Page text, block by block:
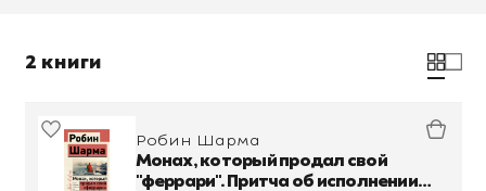
2 книги
Робин Шарма
Монах, который продал свой
"феррари". Притча об исполнении